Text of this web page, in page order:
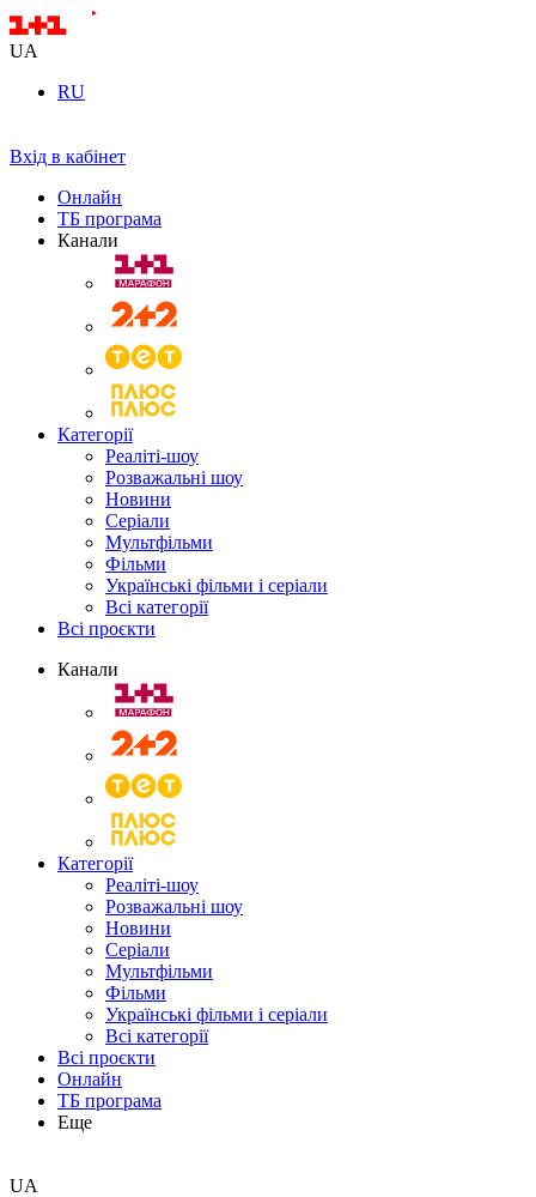
UA
RU
Вхід в кабінет
Онлайн
ТБ програма
Канали
Категорії
Реаліті-шоу
Розважальні шоу
Новини
Серіали
Мультфільми
Фільми
Українські фільми і серіали
Всі категорії
Всі проєкти
Канали
Категорії
Реаліті-шоу
Розважальні шоу
Новини
Серіали
Мультфільми
Фільми
Українські фільми і серіали
Всі категорії
Всі проєкти
Онлайн
ТБ програма
Еще
UA